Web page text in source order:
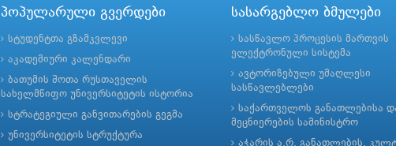
პოპულარული გვერდები
სტუდენტთა გზამკვლევი
აკადემიური კალენდარი
ბათუმის შოთა რუსთაველის
სახელმწიფო უნივერსიტეტის ისტორია
სტრატეგიული განვითარების გეგმა
უნივერსიტეტის სტრუქტურა
სასარგებლო ბმულები
სასწავლო პროცესის მართვის
ელექტრონული სისტემა
ავტორიზებული უმაღლესი
სასწავლებლები
საქართველოს განათლებისა
მეცნიერების სამინისტრო
აჭარის ა.რ. განათლების,